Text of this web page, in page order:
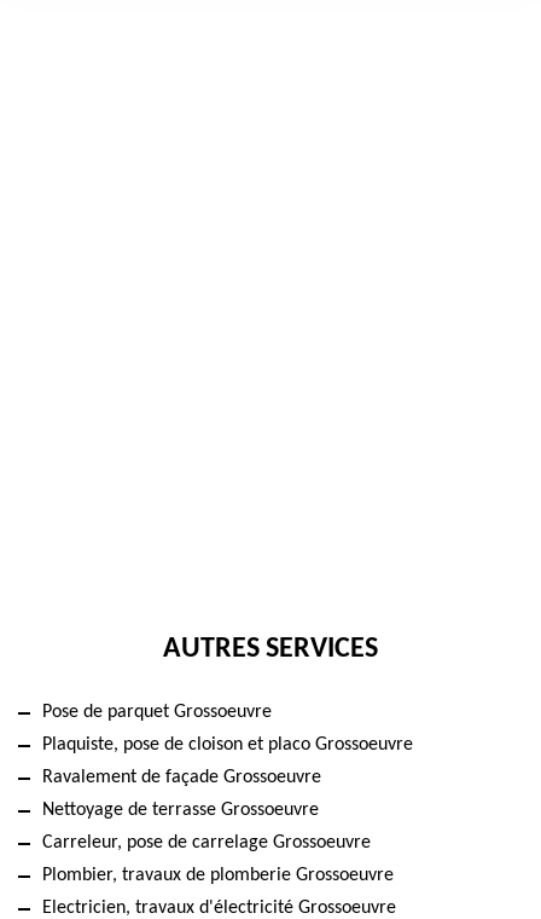
AUTRES SERVICES
Pose de parquet Grossoeuvre
Plaquiste, pose de cloison et placo Grossoeuvre
Ravalement de façade Grossoeuvre
Nettoyage de terrasse Grossoeuvre
Carreleur, pose de carrelage Grossoeuvre
Plombier, travaux de plomberie Grossoeuvre
Electricien, travaux d'électricité Grossoeuvre